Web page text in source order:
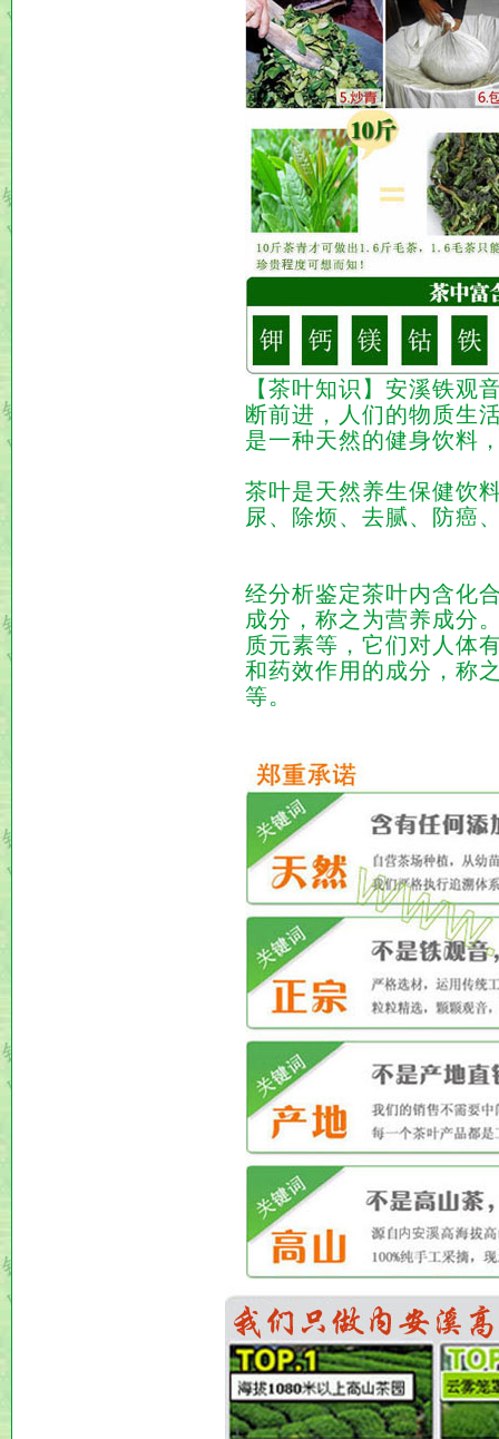
【茶叶知识 】 安溪铁观
断前进，人们的物质生
是一种天然的健身饮料
茶叶是天然养生保健饮
尿、除烦、去腻、防癌
经分析鉴定茶叶内含化
成分，称之为营养成分
质元素等，它们对人体
和药效作用的成分，称
等。